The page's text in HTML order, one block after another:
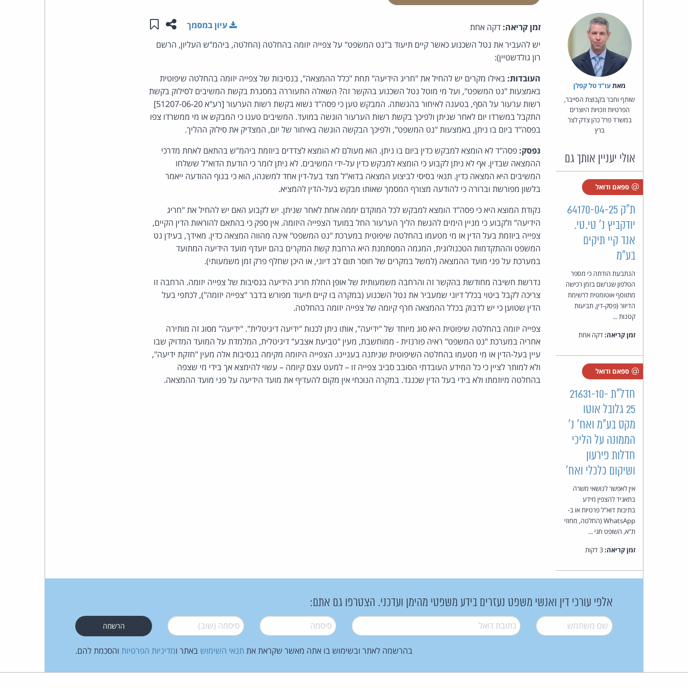
מאת‏עו"ד טל קפלן
שותף וחבר בקבוצת הסייבר,
הפרטיות וזכויות היוצרים
במשרד פרל כהן צדק לצר
ברץ
אולי יעניין אותך גם
ספאם ודואל
ת"ק 64170-04-25
יודקביץ נ' טי.טי.
אנד קיי תיקים
בע"מ
הנתבעת הודתה כי מספר
הטלפון שנרשם בזמן רכישה
מתווסף אוטומטית לרשימת
הדיוור (פסק-דין, תביעות
קטנות ...
זמן קריאה:דקה אחת
ספאם ודואל
חדל"ת 21631-10-
25 גלובל אוטו
מקס בע״מ ואח' נ'
הממונה על הליכי
חדלות פירעון
ושיקום כלכלי ואח'
אין לאפשר לנושאי משרה
בתאגיד להצפין מידע
בתיבות דוא"ל פרטיות או ב-
WhatsApp (החלטה, מחוזי
ת"א, השופט חגי ...
זמן קריאה:
זמן קריאה: דקה אחת שתפו עמוד זה
שמור ב"תכנים שלי"
עיון במסמך
יש להעביר את נטל השכנוע כאשר קיים תיעוד ב"נט המשפט" על צפייה יזומה בהחלטה (החלטה, ביהמ"ש העליון, הרשם
רון גולדשטיין):
העובדות: באילו מקרים יש להחיל את "חריג הידיעה" תחת "כלל ההמצאה", בנסיבות של צפייה יזומה בהחלטה שיפוטית
באמצעות "נט המשפט", ועל מי מוטל נטל השכנוע בהקשר זה? השאלה התעוררה במסגרת בקשת המשיבים לסילוק בקשת
רשות ערעור על הסף, בטענה לאיחור בהגשתה. המבקש טען כי פסה"ד נשוא בקשת רשות הערעור [רע"א 51207-06-20]
התקבל במשרדו יום לאחר שניתן ולפיכך בקשת רשות הערעור הוגשה במועד. המשיבים טענו כי המבקש או מי ממשרדו צפו
בפסה"ד ביום בו ניתן, באמצעות "נט המשפט", ולפיכך הבקשה הוגשה באיחור של יום, המצדיק את סילוק ההליך.
נפסק: פסה"ד לא הומצא למבקש כדין ביום בו ניתן. הוא מעולם לא הומצא לצדדים ביוזמת ביהמ"ש בהתאם לאחת מדרכי
ההמצאה שבדין. אף לא ניתן לקבוע כי הומצא למבקש כדין על-ידי המשיבים. לא ניתן לומר כי הודעת הדוא"ל ששלחו
המשיבים היא המצאה כדין. תנאי בסיסי לביצוע המצאה בדוא"ל מצד בעל-דין אחד למשנהו, הוא כי בגוף ההודעה ייאמר
בלשון מפורשת וברורה כי להודעה מצורף המסמך שאותו מבקש בעל-הדין להמציא.
נקודת המוצא היא כי פסה"ד הומצא למבקש לכל המוקדם יממה אחת לאחר שניתן. יש לקבוע האם יש להחיל את "חריג
הידיעה" ולקבוע כי מניין הימים להגשת הליך הערעור החל במועד הצפייה היזומה. אין ספק כי בהתאם להוראות הדין הקיים,
צפייה ביוזמת בעל הדין או מי מטעמו בהחלטה שיפוטית במערכת "נט המשפט" אינה מהווה המצאה כדין. מאידך, בעידן נט
המשפט וההתקדמות הטכנולוגית, המגמה המסתמנת היא הרחבת קשת המקרים בהם יועדף מועד הידיעה המתועד
במערכת על פני מועד ההמצאה (למשל במקרים של חוסר תום לב דיוני, או היכן שחלף פרק זמן משמעותי).
נדרשת חשיבה מחודשת בהקשר זה והרחבה משמעותית של אופן החלת חריג הידיעה בנסיבות של צפייה יזומה. הרחבה זו
צריכה לקבל ביטוי בכלל דיוני שמעביר את נטל השכנוע (במקרה בו קיים תיעוד מפורש בדבר "צפייה יזומה"), לכתפי בעל
הדין שטוען כי יש לדבוק בכלל ההמצאה חרף קיומה של צפייה יזומה בהחלטה.
צפייה יזומה בהחלטה שיפוטית היא סוג מיוחד של "ידיעה", אותו ניתן לכנות "ידיעה דיגיטלית". "ידיעה" מסוג זה מותירה
אחריה במערכת "נט המשפט" ראיה פורנזית - ממוחשבת, מעין "טביעת אצבע" דיגיטלית, המלמדת על המועד המדויק שבו
עיין בעל-הדין או מי מטעמו בהחלטה השיפוטית שניתנה בעניינו. הצפייה היזומה מקימה בנסיבות אלה מעין "חזקת ידיעה",
ולא למותר לציין כי כל המידע העובדתי הסובב סביב צפייה זו – למעט עצם קיומה – עשוי להימצא אך בידי מי שצפה
בהחלטה מיוזמתו ולא בידי בעל הדין שכנגד. במקרה הנוכחי אין מקום להעדיף את מועד הידיעה על פני מועד ההמצאה.
אלפי עורכי דין ואנשי משפט נעזרים בידע משפטי מהימן ועדכני. הצטרפו גם אתם:
שם משתמש* דואל* סיסמה* סיסמה (שוב)*
בהרשמה לאתר ובשימוש בו אתה מאשר שקראת את תנאי השימוש באתר ומדיניות הפרטיות והסכמת להם.